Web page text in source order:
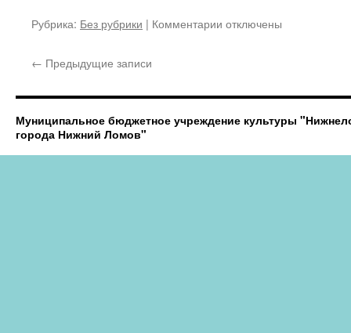
Рубрика: Без рубрики | Комментарии к
группа
туристов
Центра
отключены
← Предыдущие записи
Муниципальное бюджетное учреждение культуры
города Нижний Ломов"